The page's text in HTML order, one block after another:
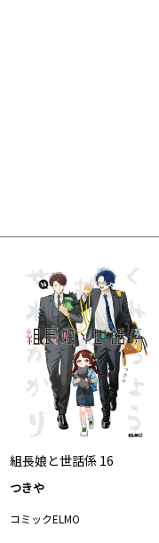
組長娘と世話係 16
つきや
コミックELMO